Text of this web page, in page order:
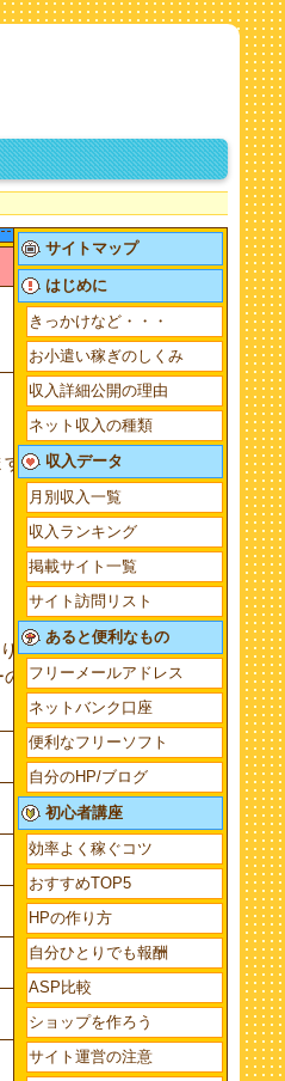
。初心者にも簡
ます。また、ア
分析が可能にな
サイトマップ
はじめに
きっかけなど・・・
お小遣い稼ぎのしくみ
収入詳細公開の理由
ネット収入の種類
収入データ
月別収入一覧
収入ランキング
掲載サイト一覧
サイト訪問リスト
あると便利なもの
フリーメールアドレス
ネットバンク口座
便利なフリーソフト
自分のHP/ブログ
初心者講座
効率よく稼ぐコツ
おすすめTOP5
HPの作り方
自分ひとりでも報酬
ASP比較
ショップを作ろう
サイト運営の注意